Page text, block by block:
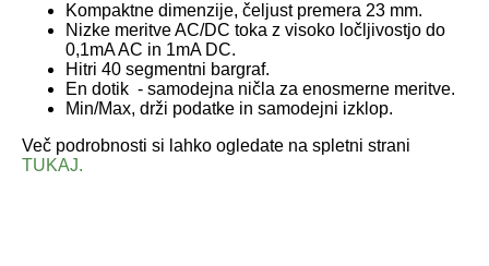
Kompaktne dimenzije, čeljust premera 23 mm.
Nizke meritve AC/DC toka z visoko ločljivostjo do
0,1mA AC in 1mA DC.
Hitri 40 segmentni bargraf.
En dotik - samodejna ničla za enosmerne meritve.
Min/Max, drži podatke in samodejni izklop.
Več podrobnosti si lahko ogledate na spletni strani
TUKAJ.